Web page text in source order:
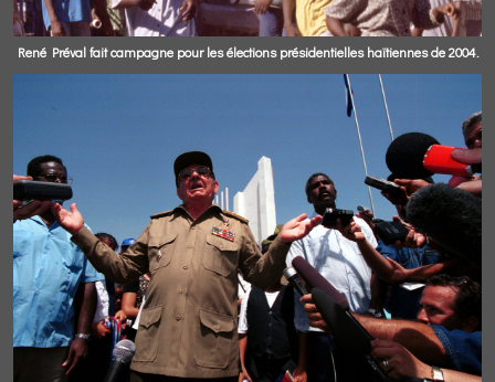
René Préval fait campagne pour les élections présidentielles haïtiennes de 2004.